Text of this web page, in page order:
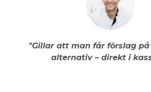
"Gillar att man får förslag
alternativ – direkt i